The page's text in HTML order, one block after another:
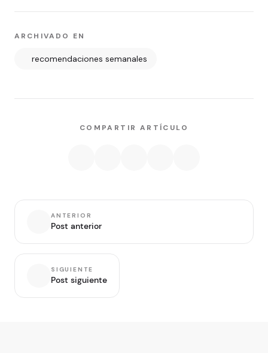
ARCHIVADO EN
recomendaciones semanales
COMPARTIR ARTÍCULO
ANTERIOR
Post anterior
SIGUIENTE
Post siguiente